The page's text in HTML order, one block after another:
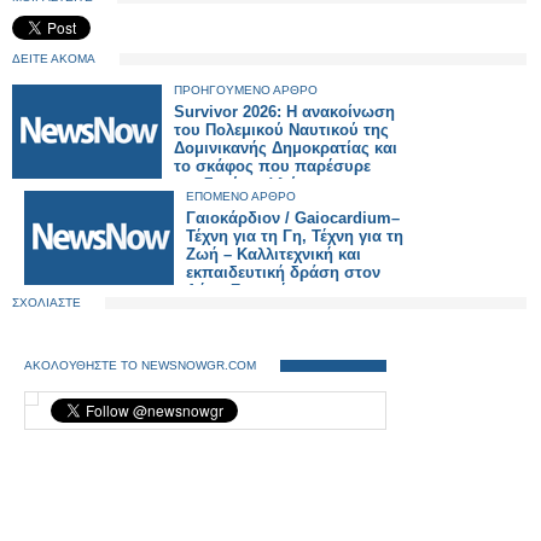
ΔΕΙΤΕ ΑΚΟΜΑ
ΠΡΟΗΓΟΥΜΕΝΟ ΑΡΘΡΟ
Survivor 2026: Η ανακοίνωση
του Πολεμικού Ναυτικού της
Δομινικανής Δημοκρατίας και
το σκάφος που παρέσυρε
τον Σταύρο Φλώρο
ΕΠΟΜΕΝΟ ΑΡΘΡΟ
Γαιοκάρδιον / Gaiocardium–
Τέχνη για τη Γη, Τέχνη για τη
Ζωή – Καλλιτεχνική και
εκπαιδευτική δράση στον
Δήμο Ξηρομέρου.
ΣΧΟΛΙΑΣΤΕ
ΑΚΟΛΟΥΘΗΣΤΕ ΤΟ NEWSNOWGR.COM